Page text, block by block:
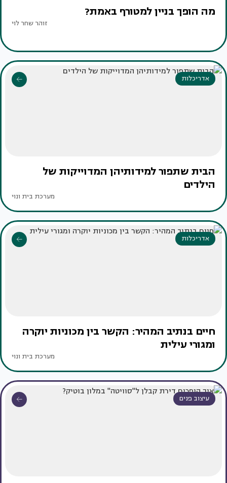
מה הופך בניין למטורף באמת?
זוהר שחר לוי
אדריכלות
הבית שתפור למידותיהן המדוייקות של
הילדים
מערכת בית ונוי
אדריכלות
חיים בנתיב המהיר: הקשר בין מכוניות יוקרה
ומגורי עילית
מערכת בית ונוי
עיצוב פנים